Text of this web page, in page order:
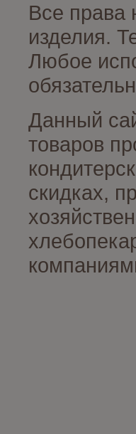
Все права
изделия.
Любое
Данный
товаров
скидках,